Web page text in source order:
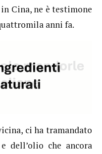
Cina, ne è testimone
anni fa.
ci ha tramandato
dell’olio che ancora